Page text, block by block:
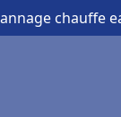
chauffe